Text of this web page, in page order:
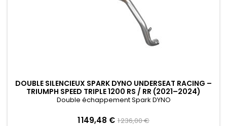
DOUBLE SILENCIEUX SPARK DYNO UNDERSEAT RACING –
TRIUMPH SPEED TRIPLE 1200 RS / RR (2021–2024)
Double échappement Spark DYNO
Prix
1 149,48 € Prix
1 236,00 €